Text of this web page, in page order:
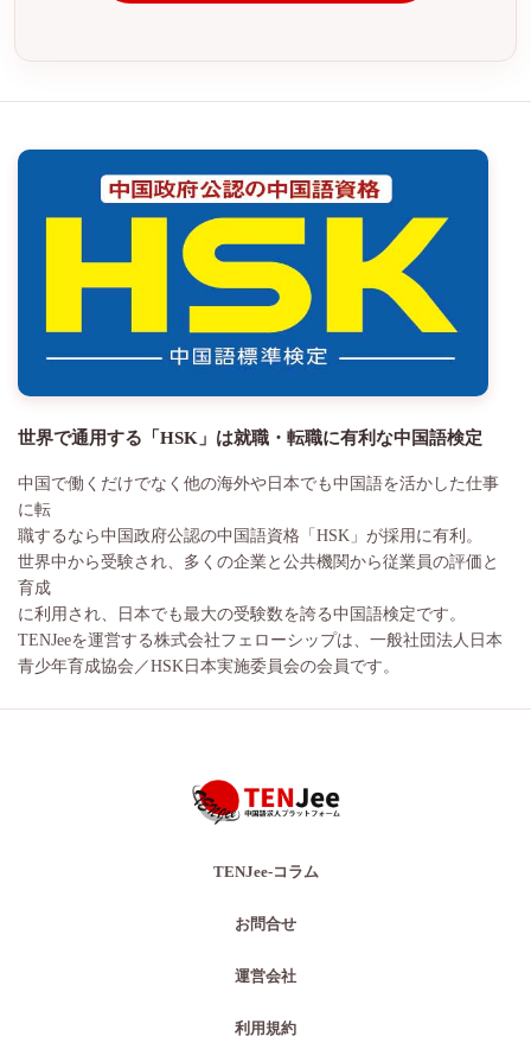
世界で通用する「HSK」は就職・転職に有利な中国語検定
中国で働くだけでなく他の海外や日本でも中国語を活かした仕事
に転
職するなら中国政府公認の中国語資格「HSK」が採用に有利。
世界中から受験され、多くの企業と公共機関から従業員の評価と
育成
に利用され、日本でも最大の受験数を誇る中国語検定です。
TENJeeを運営する株式会社フェローシップは、一般社団法人日本
青少年育成協会／HSK日本実施委員会の会員です。
TENJee-コラム
お問合せ
運営会社
利用規約